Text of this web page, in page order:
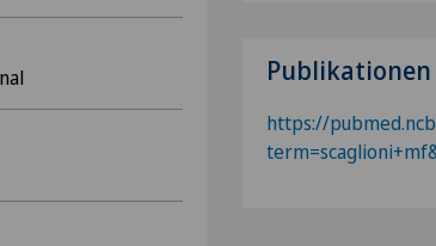
Publikationen
https://